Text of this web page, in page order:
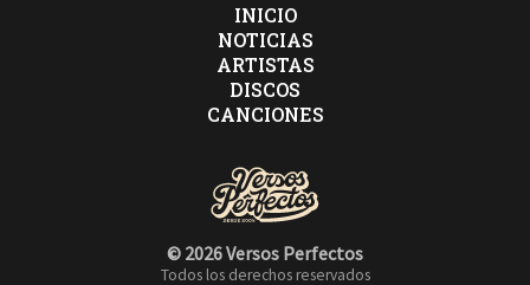
¿quién hace las leyes? ¿Quién manda?
INICIO
NOTICIAS
ARTISTAS
DISCOS
CANCIONES
© 2026 Versos Perfectos
Todos los derechos reservados